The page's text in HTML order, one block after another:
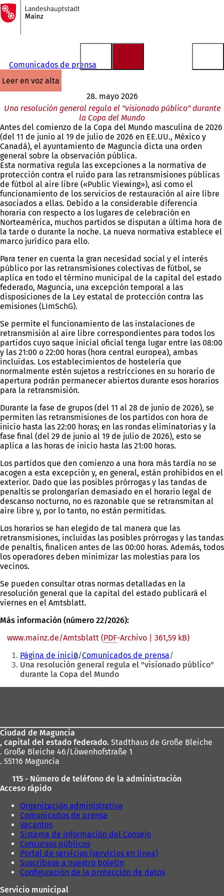
Saltar al contenido
A
la
página
Comunicados de prensa
leer en voz alta
28. mayo 2026
Una resolución general regula el "visionado público" durante
la Copa del Mundo
Antes del comienzo de la Copa del Mundo masculina de 2026
(del 11 de junio al 19 de julio de 2026 en EE.UU., México y
Canadá), el ayuntamiento de Maguncia dicta una orden
general sobre la observación pública.
Esta normativa regula las excepciones a la normativa de
protección contra el ruido para las retransmisiones públicas
de fútbol al aire libre («Public Viewing»), así como el
funcionamiento de los servicios de restauración al aire libre
asociados a ellas. Debido a la considerable diferencia
horaria con respecto a los lugares de celebración en
Norteamérica, muchos partidos se disputan a última hora de
la tarde o durante la noche. La nueva normativa establece el
marco jurídico para ello.
Para tener en cuenta la gran necesidad social y el interés
público por las retransmisiones colectivas de fútbol, se
aplica en todo el término municipal de la capital del estado
federado, Maguncia, una excepción temporal a las
disposiciones de la Ley estatal de protección contra las
emisiones (LImSchG).
Se permite el funcionamiento de las instalaciones de
retransmisión al aire libre correspondientes para todos los
partidos cuyo saque inicial oficial tenga lugar entre las 08:00
y las 21:00 o 22:00 horas (hora central europea), ambas
incluidas. Los establecimientos de hostelería que
normalmente estén sujetos a restricciones en su horario de
apertura podrán permanecer abiertos durante esos horarios
para la retransmisión.
Durante la fase de grupos (del 11 al 28 de junio de 2026), se
permiten las retransmisiones de los partidos con hora de
inicio hasta las 22:00 horas; en las rondas eliminatorias y la
fase final (del 29 de junio al 19 de julio de 2026), esto se
aplica a las horas de inicio hasta las 21:00 horas.
Los partidos que den comienzo a una hora más tardía no se
acogen a esta excepción y, en general, están prohibidos en el
exterior. Dado que las posibles prórrogas y las tandas de
penaltis se prolongarían demasiado en el horario legal de
descanso nocturno, no es razonable que se retransmitan al
aire libre y, por lo tanto, no están permitidas.
Los horarios se han elegido de tal manera que las
retransmisiones, incluidas las posibles prórrogas y las tandas
de penaltis, finalicen antes de las 00:00 horas. Además, todos
los operadores deben minimizar las molestias para los
vecinos.
Se pueden consultar otras normas detalladas en la
resolución general que la capital del estado publicará el
viernes en el Amtsblatt.
Más información (número 22/2026):
www.mainz.de/Amtsblatt PDF-Archivo 361,59 kB
Estás
aquí:
Página de inicio Comunicados de prensa
Una resolución general regula el "visionado público"
durante la Copa del Mundo
pies
Ciudad de Maguncia
, capital del estado federado. Stadthaus de Große Bleiche
. Große Bleiche 46/Löwenhofstraße 1
. 55116 Maguncia
115 - Número de teléfono de la administración
Acceso rápido
Organización administrativa
Comunicados de prensa
Vacantes
Sistema de información del Consejo
Concursos públicos
Portal de servicios (servicios en línea)
Suscríbase a nuestro boletín
Configuración de la protección de datos
Servicio municipal